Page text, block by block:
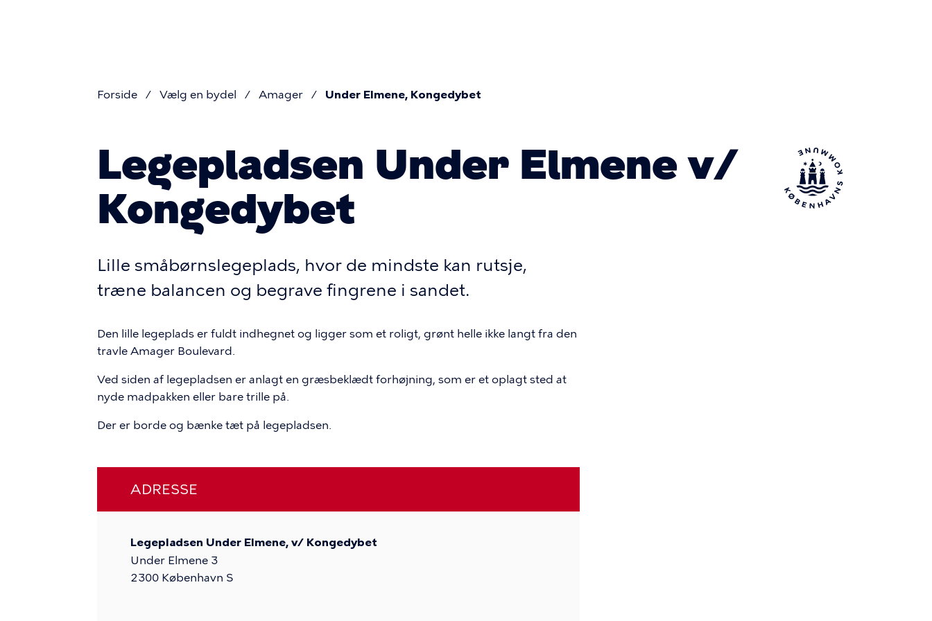
Brødkrumme
Forside Vælg en bydel Amager Under Elmene, Kongedybet
Legepladsen Under Elmene v/
Kongedybet
Lille småbørnslegeplads, hvor de mindste kan rutsje,
træne balancen og begrave fingrene i sandet.
Den lille legeplads er fuldt indhegnet og ligger som et roligt, grønt helle ikke langt fra den
travle Amager Boulevard.
Ved siden af legepladsen er anlagt en græsbeklædt forhøjning, som er et oplagt sted at
nyde madpakken eller bare trille på.
Der er borde og bænke tæt på legepladsen.
ADRESSE
Legepladsen Under Elmene, v/ Kongedybet
Under Elmene 3
2300 København S